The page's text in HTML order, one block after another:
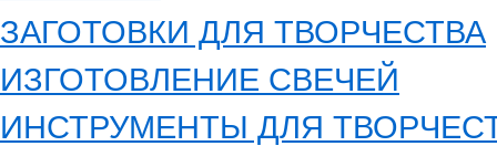
ЗАГОТОВКИ ДЛЯ ТВОРЧЕСТВА
ИЗГОТОВЛЕНИЕ СВЕЧЕЙ
ИНСТРУМЕНТЫ ДЛЯ